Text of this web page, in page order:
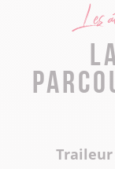
Les
Traileur